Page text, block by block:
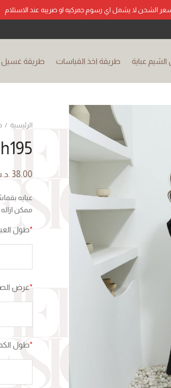
سعر الشحن لا يشمل اي رسوم جمركيه او ضريبه عند الاستلام
الشيم عباية طريقة اخذ القياسات طريقة غسيل
الرئيسية /
38.00
عبايه
ممكن
*طول
*عرض
*طول